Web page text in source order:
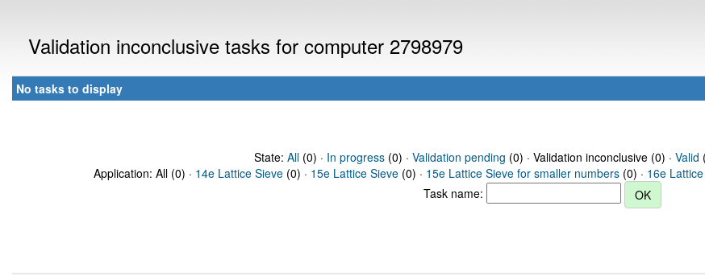
Validation inconclusive tasks for computer 2798979
No tasks to display
State: All(0) · In progress(0) · Validation pending (0) · Validation inconclusive (0) · Valid
Application: All (0) · 14e Lattice Sieve (0) · 15e Lattice Sieve (0) · 15e Lattice Sieve for smaller numbers (0) · 16e
Task name: